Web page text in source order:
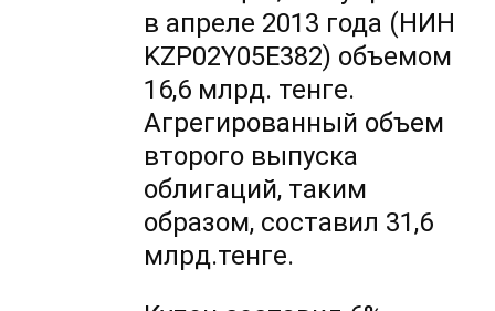
в апреле 2013 года (НИН
KZP02Y05E382) объемом
16,6 млрд. тенге.
Агрегированный объем
второго выпуска
облигаций, таким
образом, составил 31,6
млрд.тенге.